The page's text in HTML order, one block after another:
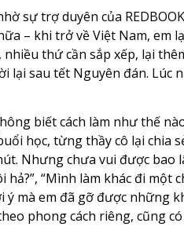
sự trợ duyên của
– khi trở về Việt Nam, em
thứ cần sắp xếp, lại
lại sau tết Nguyên đán. Lúc
biết cách làm như thế
học, từng thầy cô lại chia
Nhưng chưa vui được bao
“Mình làm khác đi một
mà em đã gỡ được những
phong cách riêng, cũng